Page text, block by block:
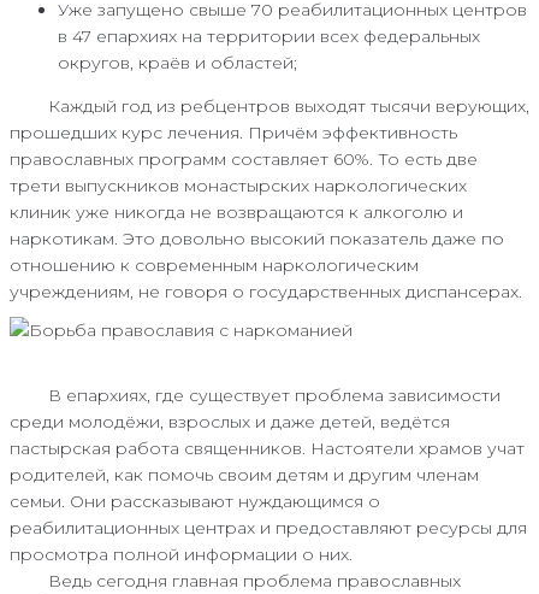
Уже запущено свыше 70 реабилитационных центров
в 47 епархиях на территории всех федеральных
округов, краёв и областей;
Каждый год из ребцентров выходят тысячи верующих,
прошедших курс лечения. Причём эффективность
православных программ составляет 60%. То есть две
трети выпускников монастырских наркологических
клиник уже никогда не возвращаются к алкоголю и
наркотикам. Это довольно высокий показатель даже по
отношению к современным наркологическим
учреждениям, не говоря о государственных диспансерах.
В епархиях, где существует проблема зависимости
среди молодёжи, взрослых и даже детей, ведётся
пастырская работа священников. Настоятели храмов учат
родителей, как помочь своим детям и другим членам
семьи. Они рассказывают нуждающимся о
реабилитационных центрах и предоставляют ресурсы для
просмотра полной информации о них.
Ведь сегодня главная проблема православных